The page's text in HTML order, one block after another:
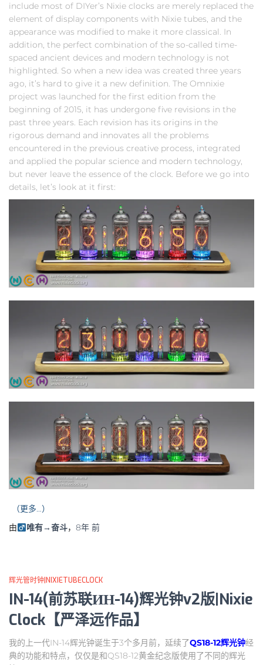
include most of DIYer’s Nixie clocks are merely replaced the
element of display components with Nixie tubes, and the
appearance was modified to make it more classical. In
addition, the perfect combination of the so-called time-
spaced ancient devices and modern technology is not
highlighted. So when a new idea was created three years
ago, it’s hard to give it a new definition. The Omnixie
project was launched for the first edition from the
beginning of 2015, it has undergone five revisions in the
past three years. Each revision has its origins in the
rigorous demand and innovates all the problems
encountered in the previous creative process, integrated
and applied the popular science and modern technology,
but never leave the essence of the clock. Before we go into
details, let’s look at it first:
（更多…）
由
唯有→奋斗， 8年前
辉光管时钟|NIXIETUBECLOCK
IN-14(前苏联ИН-14)辉光钟v2版|Nixie
Clock【严泽远作品】
我的上一代IN-14辉光钟诞生于3个多月前，延续了QS18-12辉光钟经
典的功能和特点，仅仅是和QS18-12黄金纪念版使用了不同的辉光